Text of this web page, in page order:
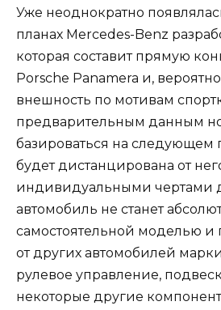
Уже неоднократно
планах Mercedes-Benz
которая составит прямую
Porsche Panamera и,
внешность по мотивам
предварительным данным
базироваться на следующем
будет дистанцирована от
индивидуальными чертами
автомобиль не станет
самостоятельной моделью и
от других автомобилей
рулевое управление,
некоторые другие